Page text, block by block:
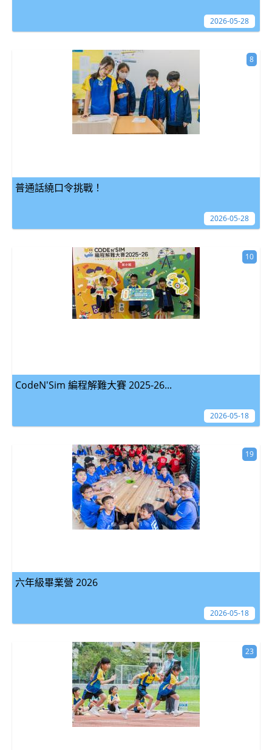
2026-05-28
普通話繞口令挑戰！
8
2026-05-28
CodeN'Sim 編程解難大賽 2025-26...
10
2026-05-18
六年級畢業營 2026
19
2026-05-18
23